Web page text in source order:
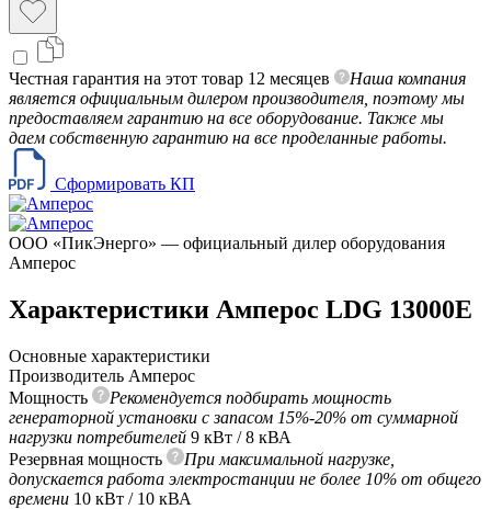
Честная гарантия на этот товар 12 месяцев
Наша компания
является официальным дилером производителя, поэтому мы
предоставляем гарантию на все оборудование. Также мы
даем собственную гарантию на все проделанные работы.
Сформировать КП
ООО «ПикЭнерго» — официальный дилер оборудования
Амперос
Характеристики Амперос LDG 13000E
Основные характеристики
Производитель Амперос
Мощность
Рекомендуется подбирать мощность
генераторной установки с запасом 15%-20% от суммарной
нагрузки потребителей 9 кВт / 8 кВА
Резервная мощность
При максимальной нагрузке,
допускается работа электростанции не более 10% от общего
времени 10 кВт / 10 кВА